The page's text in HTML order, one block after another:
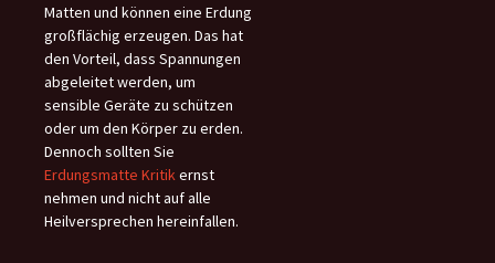
Matten und können eine Erdung
großflächig erzeugen. Das hat
den Vorteil, dass Spannungen
abgeleitet werden, um
sensible Geräte zu schützen
oder um den Körper zu erden.
Dennoch sollten Sie
Erdungsmatte Kritikernst
nehmen und nicht auf alle
Heilversprechen hereinfallen.